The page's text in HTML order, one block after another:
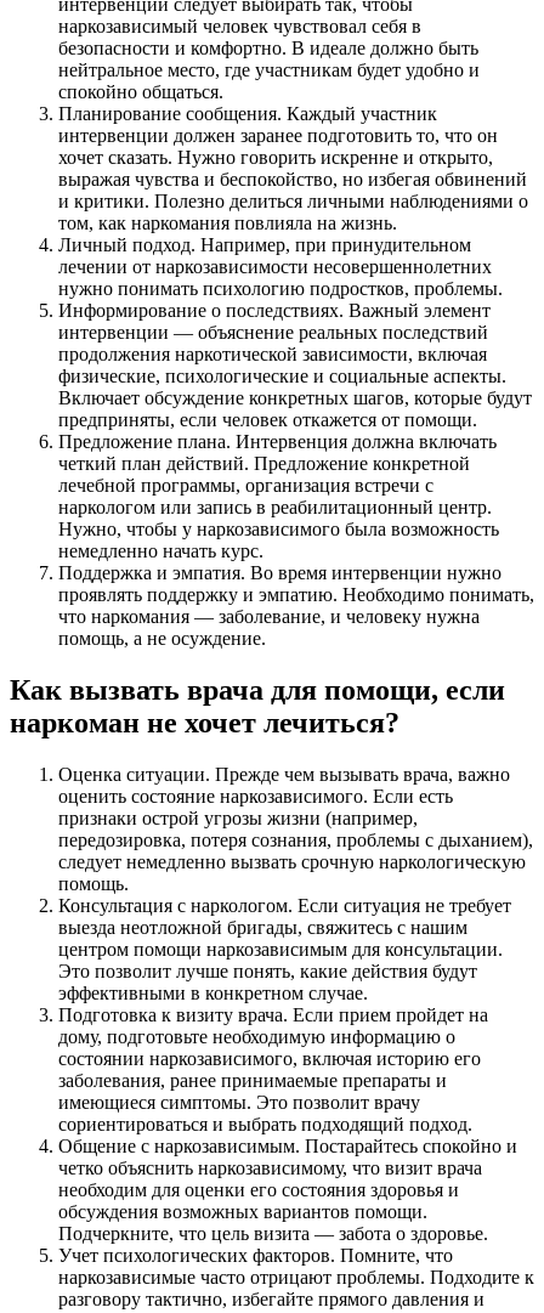
интервенции следует выбирать так, чтобы
наркозависимый человек чувствовал себя в
безопасности и комфортно. В идеале должно быть
нейтральное место, где участникам будет удобно и
спокойно общаться.
Планирование сообщения. Каждый участник
интервенции должен заранее подготовить то, что он
хочет сказать. Нужно говорить искренне и открыто,
выражая чувства и беспокойство, но избегая обвинений
и критики. Полезно делиться личными наблюдениями о
том, как наркомания повлияла на жизнь.
Личный подход. Например, при принудительном
лечении от наркозависимости несовершеннолетних
нужно понимать психологию подростков, проблемы.
Информирование о последствиях. Важный элемент
интервенции — объяснение реальных последствий
продолжения наркотической зависимости, включая
физические, психологические и социальные аспекты.
Включает обсуждение конкретных шагов, которые будут
предприняты, если человек откажется от помощи.
Предложение плана. Интервенция должна включать
четкий план действий. Предложение конкретной
лечебной программы, организация встречи с
наркологом или запись в реабилитационный центр.
Нужно, чтобы у наркозависимого была возможность
немедленно начать курс.
Поддержка и эмпатия. Во время интервенции нужно
проявлять поддержку и эмпатию. Необходимо понимать,
что наркомания — заболевание, и человеку нужна
помощь, а не осуждение.
Как вызвать врача для помощи, если
наркоман не хочет лечиться?
Оценка ситуации. Прежде чем вызывать врача, важно
оценить состояние наркозависимого. Если есть
признаки острой угрозы жизни (например,
передозировка, потеря сознания, проблемы с дыханием),
следует немедленно вызвать срочную наркологическую
помощь.
Консультация с наркологом. Если ситуация не требует
выезда неотложной бригады, свяжитесь с нашим
центром помощи наркозависимым для консультации.
Это позволит лучше понять, какие действия будут
эффективными в конкретном случае.
Подготовка к визиту врача. Если прием пройдет на
дому, подготовьте необходимую информацию о
состоянии наркозависимого, включая историю его
заболевания, ранее принимаемые препараты и
имеющиеся симптомы. Это позволит врачу
сориентироваться и выбрать подходящий подход.
Общение с наркозависимым. Постарайтесь спокойно и
четко объяснить наркозависимому, что визит врача
необходим для оценки его состояния здоровья и
обсуждения возможных вариантов помощи.
Подчеркните, что цель визита — забота о здоровье.
Учет психологических факторов. Помните, что
наркозависимые часто отрицают проблемы. Подходите к
разговору тактично, избегайте прямого давления и